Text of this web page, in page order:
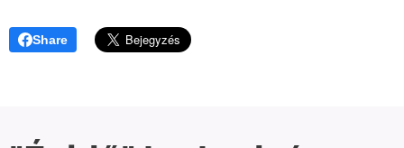
Share